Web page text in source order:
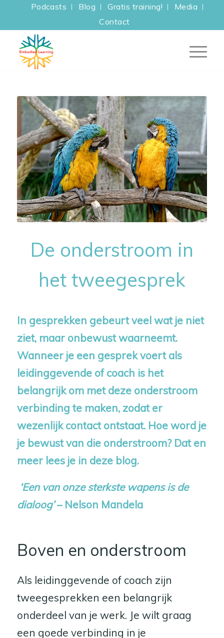
Podcasts Blog Gratis training!
Media
Contact
De onderstroom in
het tweegesprek
In gesprekken gebeurt veel wat je niet
ziet, maar onbewust waarneemt.
Wanneer je een gesprek voert als
leidinggevende of coach is het
belangrijk om met deze onderstroom
verbinding te maken, zodat er
wezenlijk contact ontstaat. Hoe word je
je bewust van die onderstroom? Dat en
meer lees je in deze blog.
‘Een van onze sterkste wapens is de
dialoog’– Nelson Mandela
Boven en onderstroom
Als leidinggevende of coach zijn
tweegesprekken een belangrijk
onderdeel van je werk. Je wilt graag
een goede verbinding in je